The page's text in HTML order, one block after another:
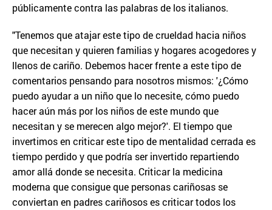
públicamente contra las palabras de los italianos.
"Tenemos que atajar este tipo de crueldad hacia niños
que necesitan y quieren familias y hogares acogedores y
llenos de cariño. Debemos hacer frente a este tipo de
comentarios pensando para nosotros mismos: '¿Cómo
puedo ayudar a un niño que lo necesite, cómo puedo
hacer aún más por los niños de este mundo que
necesitan y se merecen algo mejor?'. El tiempo que
invertimos en criticar este tipo de mentalidad cerrada es
tiempo perdido y que podría ser invertido repartiendo
amor allá donde se necesita. Criticar la medicina
moderna que consigue que personas cariñosas se
conviertan en padres cariñosos es criticar todos los